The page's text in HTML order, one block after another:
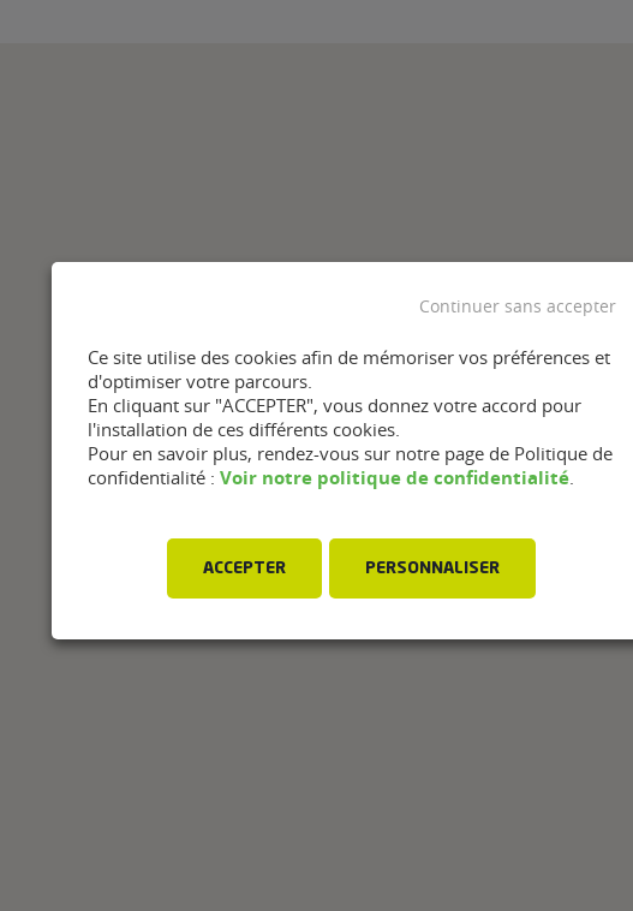
Ce site utilise des cookies afin de mémoriser vos préférences et
d'optimiser votre parcours.
En cliquant sur "ACCEPTER", vous donnez votre accord pour
l'installation de ces différents cookies.
Pour en savoir plus, rendez-vous sur notre page de Politique de
confidentialité : Voir notre politique de confidentialité
ACCEPTER PERSONNALISER
Continuer sans accepter